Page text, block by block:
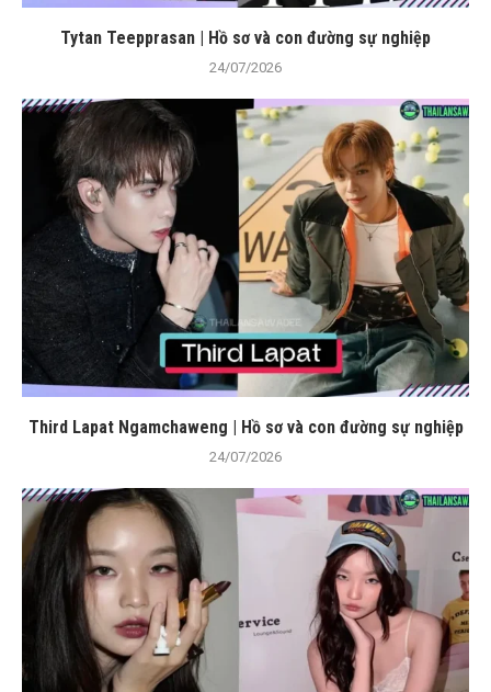
Tytan Teepprasan | Hồ sơ và con đường sự nghiệp
24/07/2026
Third Lapat Ngamchaweng | Hồ sơ và con đường sự nghiệp
24/07/2026